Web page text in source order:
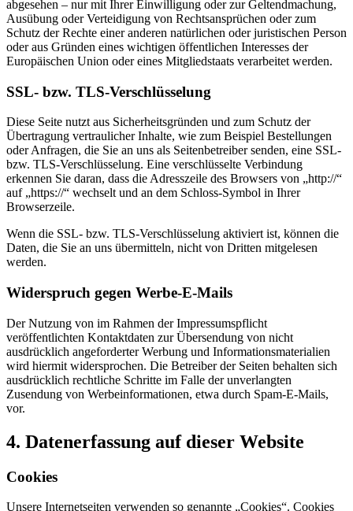
abgesehen – nur mit Ihrer Einwilligung oder zur Geltendmachung,
Ausübung oder Verteidigung von Rechtsansprüchen oder zum
Schutz der Rechte einer anderen natürlichen oder juristischen Person
oder aus Gründen eines wichtigen öffentlichen Interesses der
Europäischen Union oder eines Mitgliedstaats verarbeitet werden.
SSL- bzw. TLS-Verschlüsselung
Diese Seite nutzt aus Sicherheitsgründen und zum Schutz der
Übertragung vertraulicher Inhalte, wie zum Beispiel Bestellungen
oder Anfragen, die Sie an uns als Seitenbetreiber senden, eine SSL-
bzw. TLS-Verschlüsselung. Eine verschlüsselte Verbindung
erkennen Sie daran, dass die Adresszeile des Browsers von „http://“
auf „https://“ wechselt und an dem Schloss-Symbol in Ihrer
Browserzeile.
Wenn die SSL- bzw. TLS-Verschlüsselung aktiviert ist, können die
Daten, die Sie an uns übermitteln, nicht von Dritten mitgelesen
werden.
Widerspruch gegen Werbe-E-Mails
Der Nutzung von im Rahmen der Impressumspflicht
veröffentlichten Kontaktdaten zur Übersendung von nicht
ausdrücklich angeforderter Werbung und Informationsmaterialien
wird hiermit widersprochen. Die Betreiber der Seiten behalten sich
ausdrücklich rechtliche Schritte im Falle der unverlangten
Zusendung von Werbeinformationen, etwa durch Spam-E-Mails,
vor.
4. Datenerfassung auf dieser Website
Cookies
Unsere Internetseiten verwenden so genannte „Cookies“. Cookies